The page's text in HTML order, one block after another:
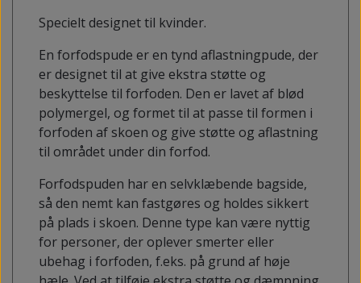
Specielt designet til kvinder.
En forfodspude er en tynd aflastningpude, der
er designet til at give ekstra støtte og
beskyttelse til forfoden. Den er lavet af blød
polymergel, og formet til at passe til formen i
forfoden af skoen og give støtte og aflastning
til området under din forfod.
Forfodspuden har en selvklæbende bagside,
så den nemt kan fastgøres og holdes sikkert
på plads i skoen. Denne type kan være nyttig
for personer, der oplever smerter eller
ubehag i forfoden, f.eks. på grund af høje